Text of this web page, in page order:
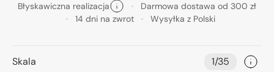
Błyskawiczna realizacja
Darmowa dostawa od 300 zł
14 dni na zwrot
Wysyłka z Polski
Skala 1/35